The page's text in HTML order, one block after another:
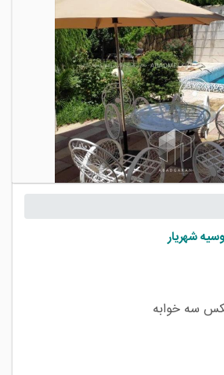
شهریار